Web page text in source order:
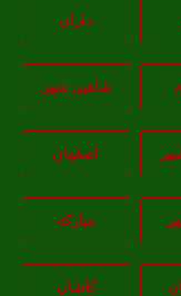
داران
شاهین شهر
اصفهان
مبارکه
کاشان